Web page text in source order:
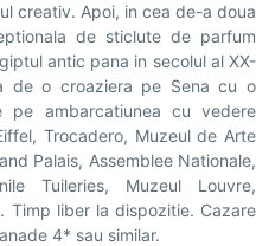
creativ. Apoi, in cea de-a doua
de sticlute de parfum
antic pana in secolul al XX-
de o croaziera pe Sena cu o
ambarcatiunea cu vedere
Trocadero, Muzeul de Arte
Palais, Assemblee Nationale,
Tuileries, Muzeul Louvre,
Timp liber la dispozitie. Cazare
4* sau similar.